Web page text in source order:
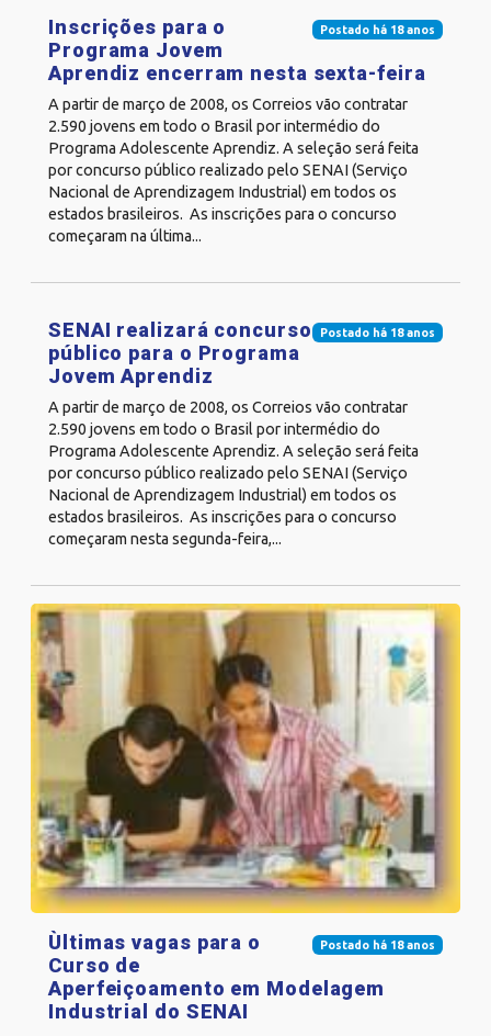
Postado há 18 anos
Inscrições para o
Programa Jovem
Aprendiz encerram nesta sexta-feira
A partir de março de 2008, os Correios vão contratar
2.590 jovens em todo o Brasil por intermédio do
Programa Adolescente Aprendiz. A seleção será feita
por concurso público realizado pelo SENAI (Serviço
Nacional de Aprendizagem Industrial) em todos os
estados brasileiros. As inscrições para o concurso
começaram na última...
Postado há 18 anos
SENAI realizará concurso
público para o Programa
Jovem Aprendiz
A partir de março de 2008, os Correios vão contratar
2.590 jovens em todo o Brasil por intermédio do
Programa Adolescente Aprendiz. A seleção será feita
por concurso público realizado pelo SENAI (Serviço
Nacional de Aprendizagem Industrial) em todos os
estados brasileiros. As inscrições para o concurso
começaram nesta segunda-feira,...
Postado há 18 anos
Ùltimas vagas para o
Curso de
Aperfeiçoamento em Modelagem
Industrial do SENAI